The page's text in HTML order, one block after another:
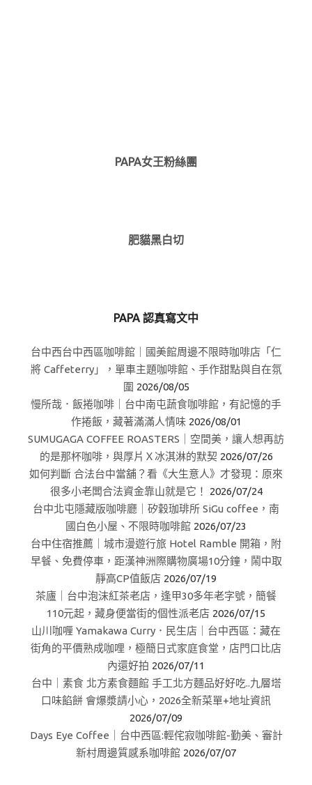
PAPA女王粉絲團
肥貓黑白切
PAPA 認真寫文中
台中西台中西區咖啡館｜國美館周邊不限時咖啡店「仁
將 Caffeterry」，單車主題咖啡館、手作甜點與自在氛
圍 2026/08/05
慢所哉．飯捲咖啡｜台中南屯蔬食咖啡館，有記憶的手
作捲飯，藏著滿滿人情味 2026/08/01
SUMUGAGA COFFEE ROASTERS｜空間美，讓人想再訪
的是那杯咖啡，與厚片Ｘ冰淇淋的默契 2026/07/26
如何判斷 合法台中當舖？看《大生意人》才發現：原來
很多小老闆合法資金靠山就是它！
2026/07/24
台中北屯隱藏版咖啡廳｜矽穀珈琲所 SiGu coffee，南
國白色小屋、不限時咖啡館 2026/07/23
台中住宿推薦｜城市漫遊行旅 Hotel Ramble 開箱，附
早餐、免費停車，距漢神洲際購物廣場10分鐘，鬧中取
靜高CP值飯店 2026/07/19
茶廬｜台中泡沫紅茶老店，逢甲30多年老字號，簡餐
110元起，藏身便當街的個性派老店 2026/07/15
山川咖喱 Yamakawa Curry．民生店｜台中西區：藏在
街角的平價熟成咖哩，極簡日式家庭食堂，店門口比店
內還好拍 2026/07/11
台中｜素食 北方素食麵館 手工北方麵品好好吃..九層塔
口味餡餅 會爆漿請小心，2026全新菜單+地址資訊
2026/07/09
Days Eye Coffee｜台中西區:輕侘寂咖啡館-勤美、審計
新村周邊質感系咖啡館 2026/07/07